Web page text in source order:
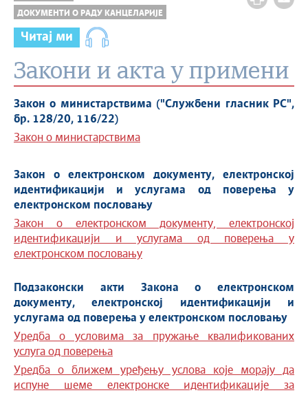
ДОКУМЕНТИ О РАДУ КАНЦЕЛАРИЈЕ
Читај ми
Закони и акта у примени
Закон о министарствима ("Службени гласник РС",
бр. 128/20, 116/22)
Закон о министарствима
Закон о електронском документу, електронској
идентификацији и услугама од поверења у
електронском пословању
Закон о електронском документу, електронској
идентификацији и услугама од поверења у
електронском пословању
Подзаконски акти Закона о електронском
документу, електронској идентификацији и
услугама од поверења у електронском пословању
Уредба о условима за пружање квалификованих
услуга од поверења
Уредба о ближем уређењу услова које морају да
испуне шеме електронске идентификације за